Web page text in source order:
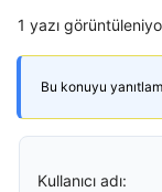
1 yazı
Bu konuyu
Kullanıcı adı: